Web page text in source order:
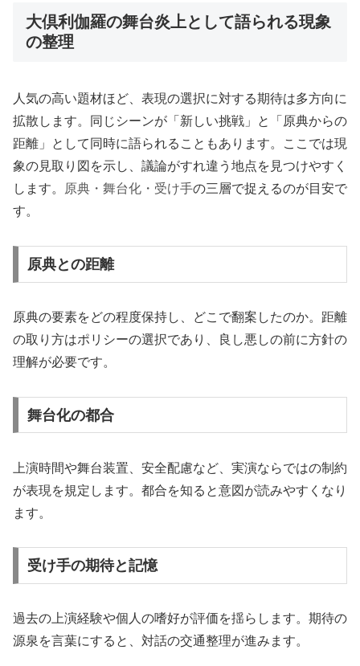
大倶利伽羅の舞台炎上として語られる現象
の整理
人気の高い題材ほど、表現の選択に対する期待は多方向に
拡散します。同じシーンが「新しい挑戦」と「原典からの
距離」として同時に語られることもあります。ここでは現
象の見取り図を示し、議論がすれ違う地点を見つけやすく
します。 原典・舞台化・受け手の三層で捉えるのが目安で
す。
原典との距離
原典の要素をどの程度保持し、どこで翻案したのか。距離
の取り方はポリシーの選択であり、良し悪しの前に方針の
理解が必要です。
舞台化の都合
上演時間や舞台装置、安全配慮など、実演ならではの制約
が表現を規定します。都合を知ると意図が読みやすくなり
ます。
受け手の期待と記憶
過去の上演経験や個人の嗜好が評価を揺らします。期待の
源泉を言葉にすると、対話の交通整理が進みます。